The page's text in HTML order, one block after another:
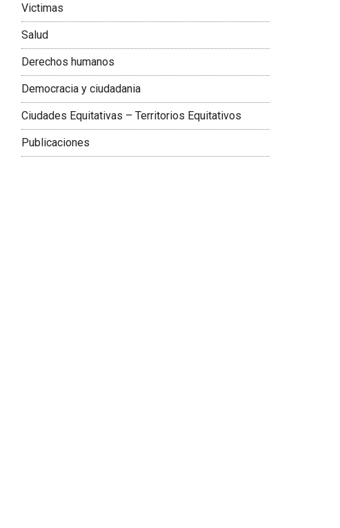
Victimas
Salud
Derechos humanos
Democracia y ciudadania
Ciudades Equitativas – Territorios Equitativos
Publicaciones